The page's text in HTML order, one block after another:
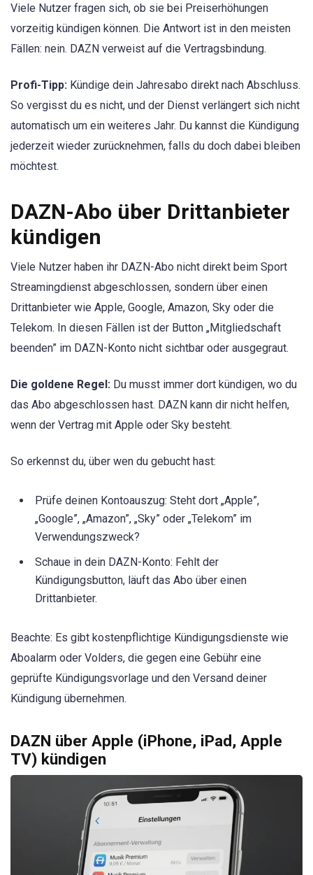
Viele Nutzer fragen sich, ob sie bei Preiserhöhungen
vorzeitig kündigen können. Die Antwort ist in den meisten
Fällen: nein. DAZN verweist auf die Vertragsbindung.
Profi-Tipp: Kündige dein Jahresabo direkt nach Abschluss.
So vergisst du es nicht, und der Dienst verlängert sich nicht
automatisch um ein weiteres Jahr. Du kannst die Kündigung
jederzeit wieder zurücknehmen, falls du doch dabei bleiben
möchtest.
DAZN-Abo über Drittanbieter
kündigen
Viele Nutzer haben ihr DAZN-Abo nicht direkt beim Sport
Streamingdienst abgeschlossen, sondern über einen
Drittanbieter wie Apple, Google, Amazon, Sky oder die
Telekom. In diesen Fällen ist der Button „Mitgliedschaft
beenden” im DAZN-Konto nicht sichtbar oder ausgegraut.
Die goldene Regel: Du musst immer dort kündigen, wo du
das Abo abgeschlossen hast. DAZN kann dir nicht helfen,
wenn der Vertrag mit Apple oder Sky besteht.
So erkennst du, über wen du gebucht hast:
Prüfe deinen Kontoauszug: Steht dort „Apple”,
„Google”, „Amazon”, „Sky” oder „Telekom” im
Verwendungszweck?
Schaue in dein DAZN-Konto: Fehlt der
Kündigungsbutton, läuft das Abo über einen
Drittanbieter.
Beachte: Es gibt kostenpflichtige Kündigungsdienste wie
Aboalarm oder Volders, die gegen eine Gebühr eine
geprüfte Kündigungsvorlage und den Versand deiner
Kündigung übernehmen.
DAZN über Apple (iPhone, iPad, Apple
TV) kündigen